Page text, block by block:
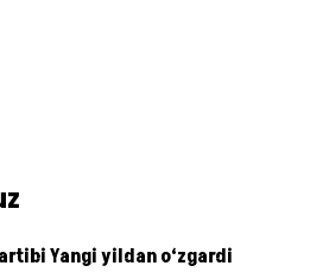
Yangi yildan o‘zgardi